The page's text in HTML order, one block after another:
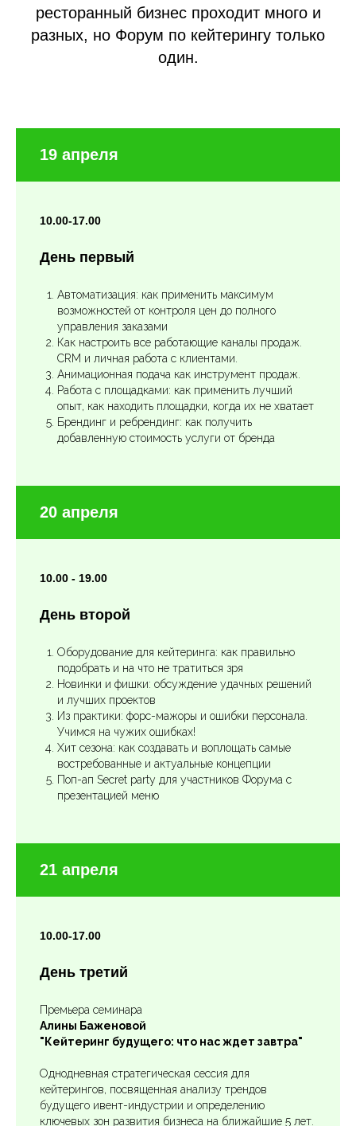
ресторанный бизнес проходит много и
разных, но Форум по кейтерингу только
один.
19 апреля
10.00-17.00
День первый
Автоматизация: как применить максимум
возможностей от контроля цен до полного
управления заказами
Как настроить все работающие каналы продаж.
CRM и личная работа с клиентами.
Анимационная подача как инструмент продаж.
Работа с площадками: как применить лучший
опыт, как находить площадки, когда их не хватает
Брендинг и ребрендинг: как получить
добавленную стоимость услуги от бренда
20 апреля
10.00 - 19.00
День второй
Оборудование для кейтеринга: как правильно
подобрать и на что не тратиться зря
Новинки и фишки: обсуждение удачных решений
и лучших проектов
Из практики: форс-мажоры и ошибки персонала.
Учимся на чужих ошибках!
Хит сезона: как создавать и воплощать самые
востребованные и актуальные концепции
Поп-ап Secret party для участников Форума с
презентацией меню
21 апреля
10.00-17.00
День третий
Премьера семинара
Алины Баженовой
"Кейтеринг будущего: что нас ждет завтра"
Однодневная стратегическая сессия для
кейтерингов, посвященная анализу трендов
будущего ивент-индустрии и определению
ключевых зон развития бизнеса на ближайшие 5 лет.